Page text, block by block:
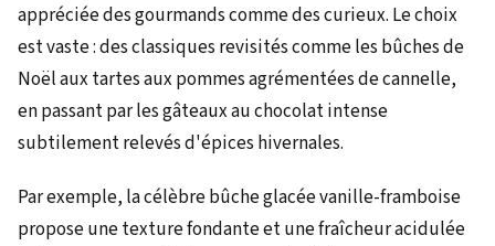
appréciée des gourmands comme des curieux. Le choix
est vaste : des classiques revisités comme les bûches de
Noël aux tartes aux pommes agrémentées de cannelle,
en passant par les gâteaux au chocolat intense
subtilement relevés d'épices hivernales.
Par exemple, la célèbre bûche glacée vanille-framboise
propose une texture fondante et une fraîcheur acidulée